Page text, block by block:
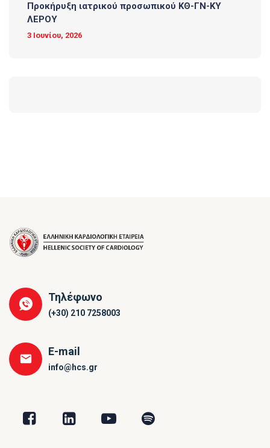
Προκήρυξη ιατρικού προσωπικού ΚΘ-ΓΝ-ΚΥ
ΛΕΡΟΥ
3 Ιουνίου, 2026
Τηλέφωνο
(+30) 210 7258003
E-mail
info@hcs.gr